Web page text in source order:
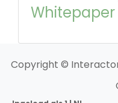
Whitepaper
Copyright ©